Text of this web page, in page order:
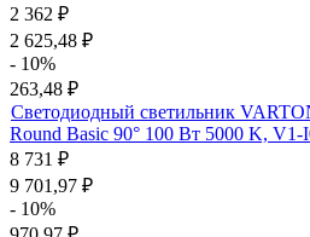
2 362 ₽
2 625,48 ₽
- 10%
263,48 ₽
Светодиодный светильник
Round Basic 90° 100 Вт 5000 K,
8 731 ₽
9 701,97 ₽
- 10%